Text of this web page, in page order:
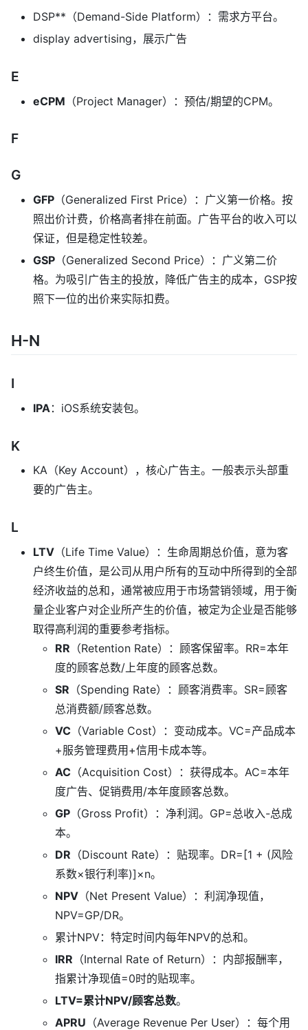
DSP**（Demand-Side Platform）：需求方平台。
display advertising，展示广告
E
eCPM （Project Manager）：预估/期望的CPM。
F
G
GFP （Generalized First Price）：广义第一价格。按
照出价计费，价格高者排在前面。广告平台的收入可以
保证，但是稳定性较差。
GSP （Generalized Second Price）：广义第二价
格。为吸引广告主的投放，降低广告主的成本，GSP按
照下一位的出价来实际扣费。
H-N
I
IPA ：iOS系统安装包。
K
KA（Key Account），核心广告主。一般表示头部重
要的广告主。
L
LTV （Life Time Value）：生命周期总价值，意为客
户终生价值，是公司从用户所有的互动中所得到的全部
经济收益的总和，通常被应用于市场营销领域，用于衡
量企业客户对企业所产生的价值，被定为企业是否能够
取得高利润的重要参考指标。
RR （Retention Rate）：顾客保留率。RR=本年
度的顾客总数/上年度的顾客总数。
SR （Spending Rate）：顾客消费率。SR=顾客
总消费额/顾客总数。
VC （Variable Cost）：变动成本。VC=产品成本
+服务管理费用+信用卡成本等。
AC （Acquisition Cost）：获得成本。AC=本年
度广告、促销费用/本年度顾客总数。
GP （Gross Profit）：净利润。GP=总收入-总成
本。
DR （Discount Rate）：贴现率。DR=[1 + (风险
系数×银行利率)]×n。
NPV （Net Present Value）：利润净现值，
NPV=GP/DR。
累计NPV：特定时间内每年NPV的总和。
IRR （Internal Rate of Return）：内部报酬率，
指累计净现值=0时的贴现率。
LTV=累计NPV/顾客总数。
APRU （Average Revenue Per User）：每个用